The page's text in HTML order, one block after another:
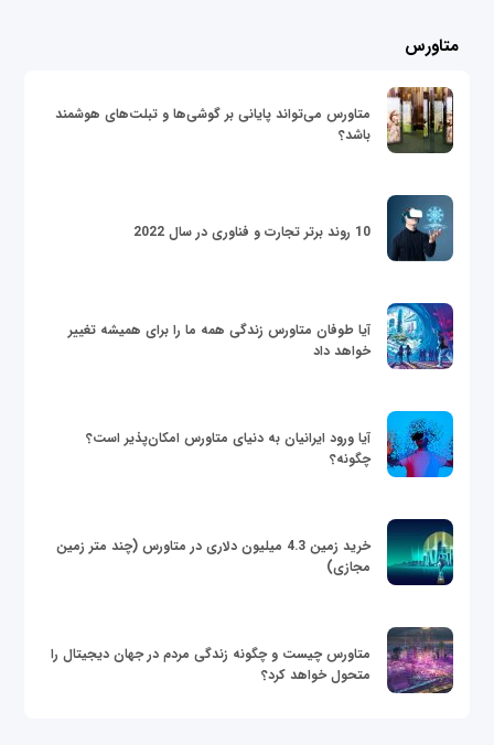
متاورس
متاورس می‌تواند پایانی بر گوشی‌ها و تبلت‌های هوشمند
باشد؟
10 روند برتر تجارت و فناوری در سال 2022
آیا طوفان متاورس زندگی همه ما را برای همیشه تغییر
خواهد داد
آیا ورود ایرانیان به دنیای متاورس امکان‌پذیر است؟
چگونه؟
خرید زمین 4.3 میلیون دلاری در متاورس (چند متر زمین
مجازی)
متاورس چیست و چگونه زندگی مردم در جهان دیجیتال را
متحول خواهد کرد؟